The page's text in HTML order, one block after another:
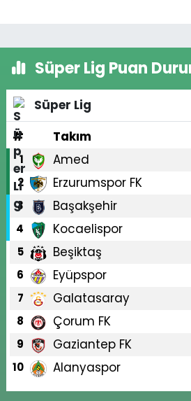
Süper Lig Puan
Süper Lig
#
Takım
1 Amed
2 Erzurumspor FK
3 Başakşehir
4 Kocaelispor
5 Beşiktaş
6 Eyüpspor
7 Galatasaray
8 Çorum FK
9 Gaziantep FK
10 Alanyaspor